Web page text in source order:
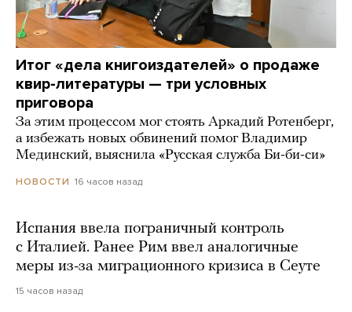
Итог «дела книгоиздателей» о продаже
квир-литературы — три условных
приговора
За этим процессом мог стоять Аркадий Ротенберг,
а избежать новых обвинений помог Владимир
Мединский, выяснила «Русская служба Би-би-си»
НОВОСТИ 16 часов назад
Испания ввела пограничный контроль
с Италией. Ранее Рим ввел аналогичные
меры из-за миграционного кризиса в Сеуте
15 часов назад